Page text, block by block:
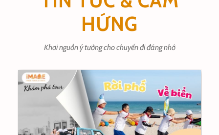
HỨNG
Khơi nguồn ý tưởng cho chuyến đi đáng nhớ